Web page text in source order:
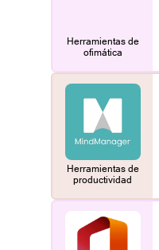
Herramientas de
ofimática
Herramientas de
productividad